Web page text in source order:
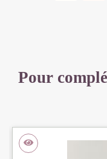
Pour